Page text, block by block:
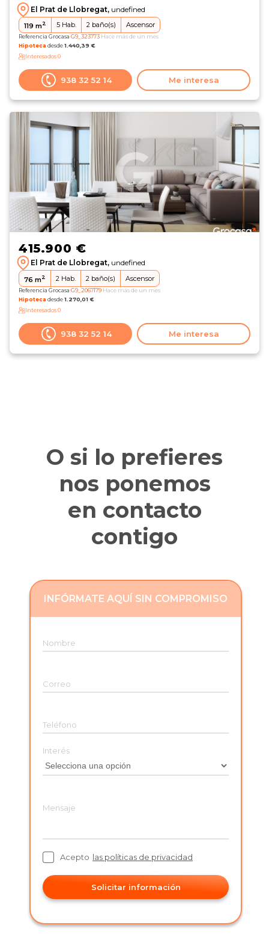
El Prat de Llobregat, undefined
119 m2 5 Hab. 2 baño(s) Ascensor
Referencia Grocasa G9_323773 Hace más de un mes
Hipotecadesde1.440,39 €
Interesados0
938 32 52 14 Me interesa
415.900 €
El Prat de Llobregat, undefined
76 m2 2 Hab. 2 baño(s) Ascensor
Referencia Grocasa G9_2067179 Hace más de un mes
Hipotecadesde1.270,01 €
Interesados0
938 32 52 14 Me interesa
O si lo prefieres
nos ponemos
en contacto
contigo
INFÓRMATE AQUÍ SIN COMPROMISO
Nombre
Correo
Teléfono
Interés
Mensaje
Acepto las políticas de privacidad
Solicitar información